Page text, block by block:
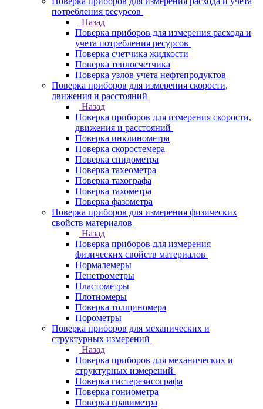
потребления ресурсов
Назад
Поверка приборов для измерения расхода и
учета потребления ресурсов
Поверка счетчика жидкости
Поверка теплосчетчика
Поверка узлов учета нефтепродуктов
Поверка приборов для измерения скорости,
движения и расстояний
Назад
Поверка приборов для измерения скорости,
движения и расстояний
Поверка инклинометра
Поверка скоростемера
Поверка спидометра
Поверка тахеометра
Поверка тахографа
Поверка тахометра
Поверка фазометра
Поверка приборов для измерения физических
свойств материалов
Назад
Поверка приборов для измерения
физических свойств материалов
Нормалемеры
Пенетрометры
Пластометры
Плотномеры
Поверка толщиномера
Порометры
Поверка приборов для механических и
структурных измерений
Назад
Поверка приборов для механических и
структурных измерений
Поверка гистерезисографа
Поверка гониометра
Поверка гравиметра